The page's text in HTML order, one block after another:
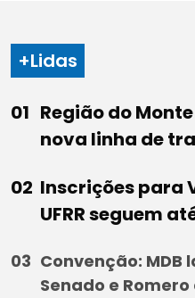
+Lidas
Região do
nova linha de
Inscrições para
UFRR seguem
Convenção: MDB
Senado e